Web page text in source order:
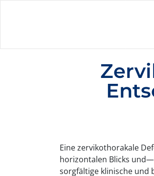
Eine zervikothorakale
horizontalen Blicks
sorgfältige klinische und